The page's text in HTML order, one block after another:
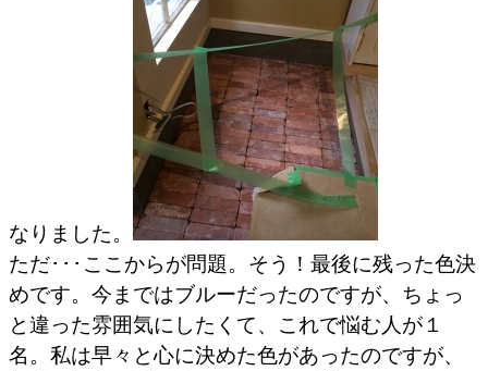
なりました。
ただ･･･ここからが問題。そう！最後に残った色決
めです。今まではブルーだったのですが、ちょっ
と違った雰囲気にしたくて、これで悩む人が１
名。私は早々と心に決めた色があったのですが、